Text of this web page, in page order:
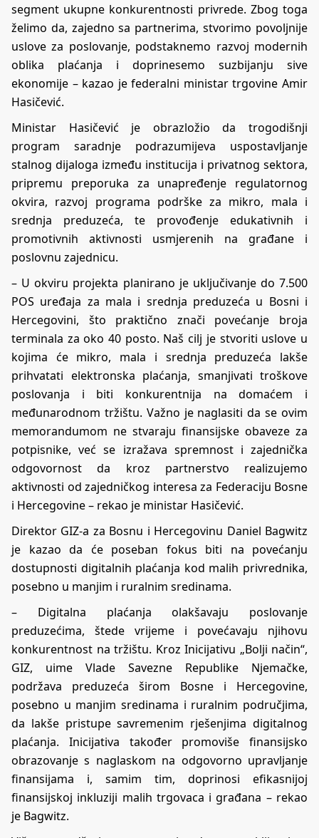
segment ukupne konkurentnosti privrede. Zbog toga
želimo da, zajedno sa partnerima, stvorimo povoljnije
uslove za poslovanje, podstaknemo razvoj modernih
oblika plaćanja i doprinesemo suzbijanju sive
ekonomije – kazao je federalni ministar trgovine Amir
Hasičević.
Ministar Hasičević je obrazložio da trogodišnji
program saradnje podrazumijeva uspostavljanje
stalnog dijaloga između institucija i privatnog sektora,
pripremu preporuka za unapređenje regulatornog
okvira, razvoj programa podrške za mikro, mala i
srednja preduzeća, te provođenje edukativnih i
promotivnih aktivnosti usmjerenih na građane i
poslovnu zajednicu.
– U okviru projekta planirano je uključivanje do 7.500
POS uređaja za mala i srednja preduzeća u Bosni i
Hercegovini, što praktično znači povećanje broja
terminala za oko 40 posto. Naš cilj je stvoriti uslove u
kojima će mikro, mala i srednja preduzeća lakše
prihvatati elektronska plaćanja, smanjivati troškove
poslovanja i biti konkurentnija na domaćem i
međunarodnom tržištu. Važno je naglasiti da se ovim
memorandumom ne stvaraju finansijske obaveze za
potpisnike, već se izražava spremnost i zajednička
odgovornost da kroz partnerstvo realizujemo
aktivnosti od zajedničkog interesa za Federaciju Bosne
i Hercegovine – rekao je ministar Hasičević.
Direktor GIZ-a za Bosnu i Hercegovinu Daniel Bagwitz
je kazao da će poseban fokus biti na povećanju
dostupnosti digitalnih plaćanja kod malih privrednika,
posebno u manjim i ruralnim sredinama.
– Digitalna plaćanja olakšavaju poslovanje
preduzećima, štede vrijeme i povećavaju njihovu
konkurentnost na tržištu. Kroz Inicijativu „Bolji način“,
GIZ, uime Vlade Savezne Republike Njemačke,
podržava preduzeća širom Bosne i Hercegovine,
posebno u manjim sredinama i ruralnim područjima,
da lakše pristupe savremenim rješenjima digitalnog
plaćanja. Inicijativa također promoviše finansijsko
obrazovanje s naglaskom na odgovorno upravljanje
finansijama i, samim tim, doprinosi efikasnijoj
finansijskoj inkluziji malih trgovaca i građana – rekao
je Bagwitz.